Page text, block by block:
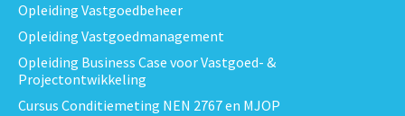
Opleiding Vastgoedbeheer
Opleiding Vastgoedmanagement
Opleiding Business Case voor Vastgoed- &
Projectontwikkeling
Cursus Conditiemeting NEN 2767 en MJOP